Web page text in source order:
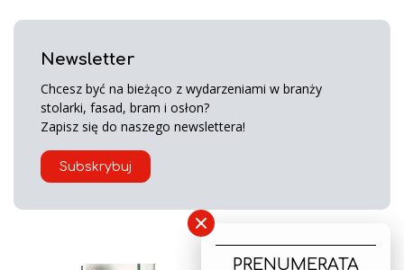
Newsletter
Chcesz być na bieżąco z wydarzeniami w branży
stolarki, fasad, bram i osłon?
Zapisz się do naszego newslettera!
Subskrybuj
×
PRENUMERATA